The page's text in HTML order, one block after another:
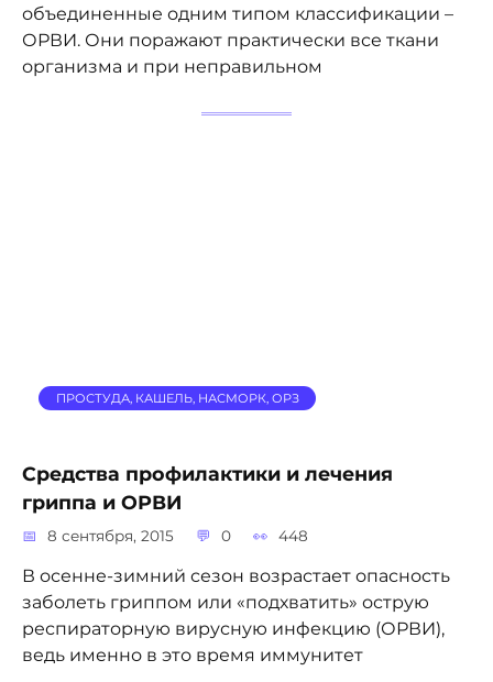
объединенные одним типом классификации –
ОРВИ. Они поражают практически все ткани
организма и при неправильном
ПРОСТУДА, КАШЕЛЬ, НАСМОРК, ОРЗ
Средства профилактики и лечения
гриппа и ОРВИ
8 сентября, 2015 0 448
В осенне-зимний сезон возрастает опасность
заболеть гриппом или «подхватить» острую
респираторную вирусную инфекцию (ОРВИ),
ведь именно в это время иммунитет